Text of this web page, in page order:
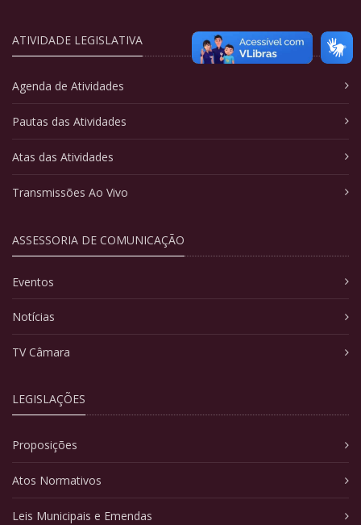
ATIVIDADE LEGISLATIVA
Agenda de Atividades
Pautas das Atividades
Atas das Atividades
Transmissões Ao Vivo
ASSESSORIA DE COMUNICAÇÃO
Eventos
Notícias
TV Câmara
LEGISLAÇÕES
Proposições
Atos Normativos
Leis Municipais e Emendas